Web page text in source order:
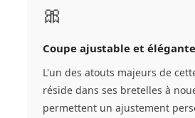
🎀
Coupe ajustable et élégante
L'un des atouts majeurs de
réside dans ses bretelles à
permettent un ajustement